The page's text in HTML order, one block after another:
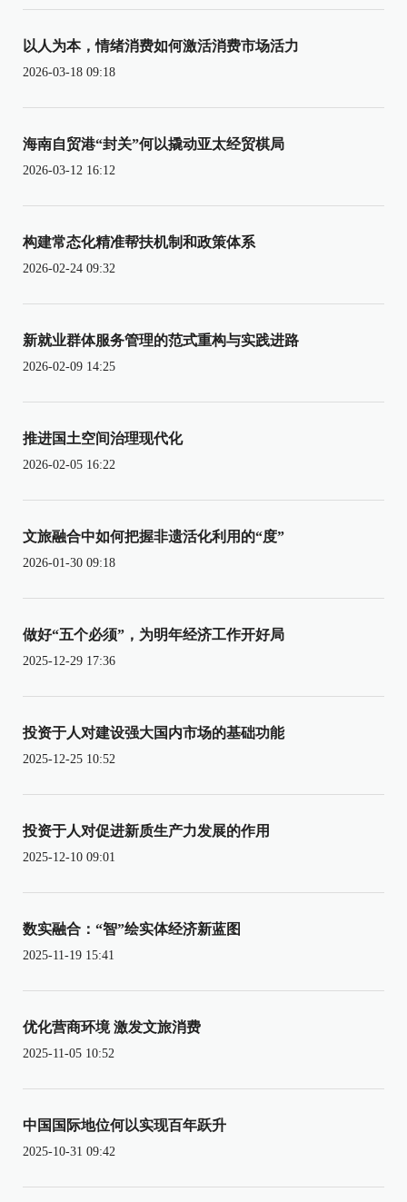
以人为本，情绪消费如何激活消费市场活力
2026-03-18 09:18
海南自贸港“封关”何以撬动亚太经贸棋局
2026-03-12 16:12
构建常态化精准帮扶机制和政策体系
2026-02-24 09:32
新就业群体服务管理的范式重构与实践进路
2026-02-09 14:25
推进国土空间治理现代化
2026-02-05 16:22
文旅融合中如何把握非遗活化利用的“度”
2026-01-30 09:18
做好“五个必须”，为明年经济工作开好局
2025-12-29 17:36
投资于人对建设强大国内市场的基础功能
2025-12-25 10:52
投资于人对促进新质生产力发展的作用
2025-12-10 09:01
数实融合：“智”绘实体经济新蓝图
2025-11-19 15:41
优化营商环境 激发文旅消费
2025-11-05 10:52
中国国际地位何以实现百年跃升
2025-10-31 09:42